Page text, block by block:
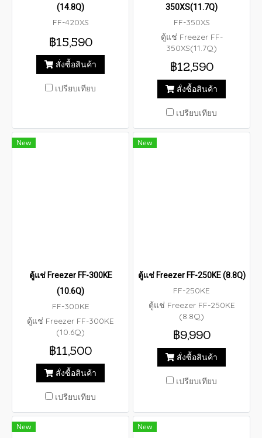
(14.8Q)
FF-420XS
฿15,590
สั่งซื้อสินค้า
เปรียบเทียบ
350XS(11.7Q)
FF-350XS
ตู้แช่ Freezer FF-
350XS(11.7Q)
฿12,590
สั่งซื้อสินค้า
เปรียบเทียบ
New
ตู้แช่ Freezer FF-300KE
(10.6Q)
FF-300KE
ตู้แช่ Freezer FF-300KE
(10.6Q)
฿11,500
สั่งซื้อสินค้า
เปรียบเทียบ
New
ตู้แช่ Freezer FF-250KE (8.8Q)
FF-250KE
ตู้แช่ Freezer FF-250KE
(8.8Q)
฿9,990
สั่งซื้อสินค้า
เปรียบเทียบ
New New